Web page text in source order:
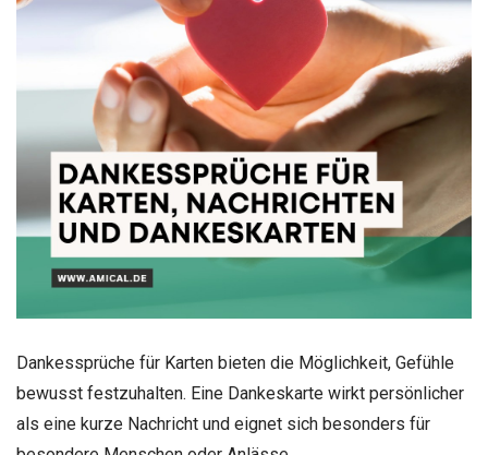
Dankessprüche für Karten bieten die Möglichkeit, Gefühle
bewusst festzuhalten. Eine Dankeskarte wirkt persönlicher
als eine kurze Nachricht und eignet sich besonders für